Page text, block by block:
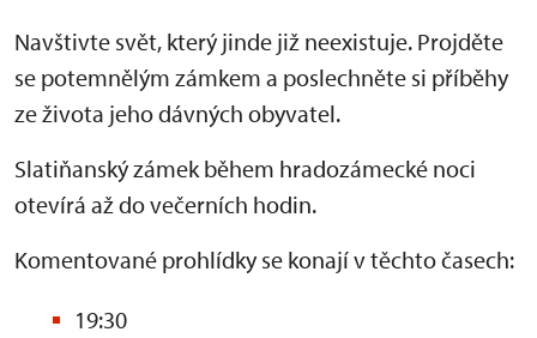
Navštivte svět, který jinde již neexistuje. Projděte
se potemnělým zámkem a poslechněte si příběhy
ze života jeho dávných obyvatel.
Slatiňanský zámek během hradozámecké noci
otevírá až do večerních hodin.
Komentované prohlídky se konají v těchto časech:
19:30